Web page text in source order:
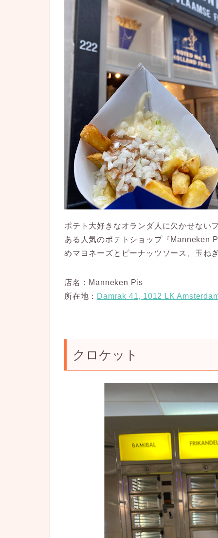
ポテト大好きなオランダ人に欠かせない
ある人気のポテトショップ『Manneken
めマヨネーズとピーナッツソース、玉ね
店名：Manneken Pis
所在地： Damrak 41, 1012 LK
クロケット